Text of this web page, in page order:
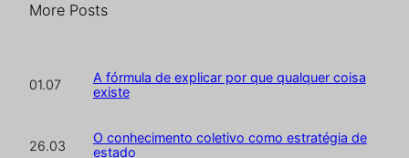
More Posts
01.07
A fórmula de explicar por que qualquer coisa
existe
26.03
O conhecimento coletivo como estratégia de
estado